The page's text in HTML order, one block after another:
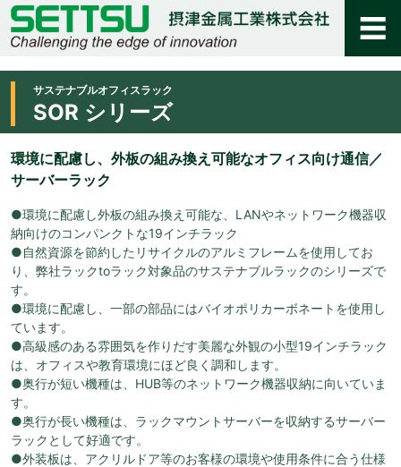
サステナブルオフィスラック
SOR シリーズ
環境に配慮し、外板の組み換え可能なオフィス向け通信／
サーバーラック
●環境に配慮し外板の組み換え可能な、LANやネットワーク機器収
納向けのコンパンクトな19インチラック
●自然資源を節約したリサイクルのアルミフレームを使用してお
り、弊社ラックtoラック対象品のサステナブルラックのシリーズで
す。
●環境に配慮し、一部の部品にはバイオポリカーボネートを使用し
ています。
●高級感のある雰囲気を作りだす美麗な外観の小型19インチラック
は、オフィスや教育環境にほど良く調和します。
●奥行が短い機種は、HUB等のネットワーク機器収納に向いていま
す。
●奥行が長い機種は、ラックマウントサーバーを収納するサーバー
ラックとして好適です。
●外装板は、アクリルドア等のお客様の環境や使用条件に合う仕様